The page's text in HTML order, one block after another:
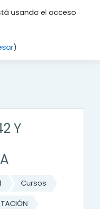
usando el acceso
)
Y
Cursos